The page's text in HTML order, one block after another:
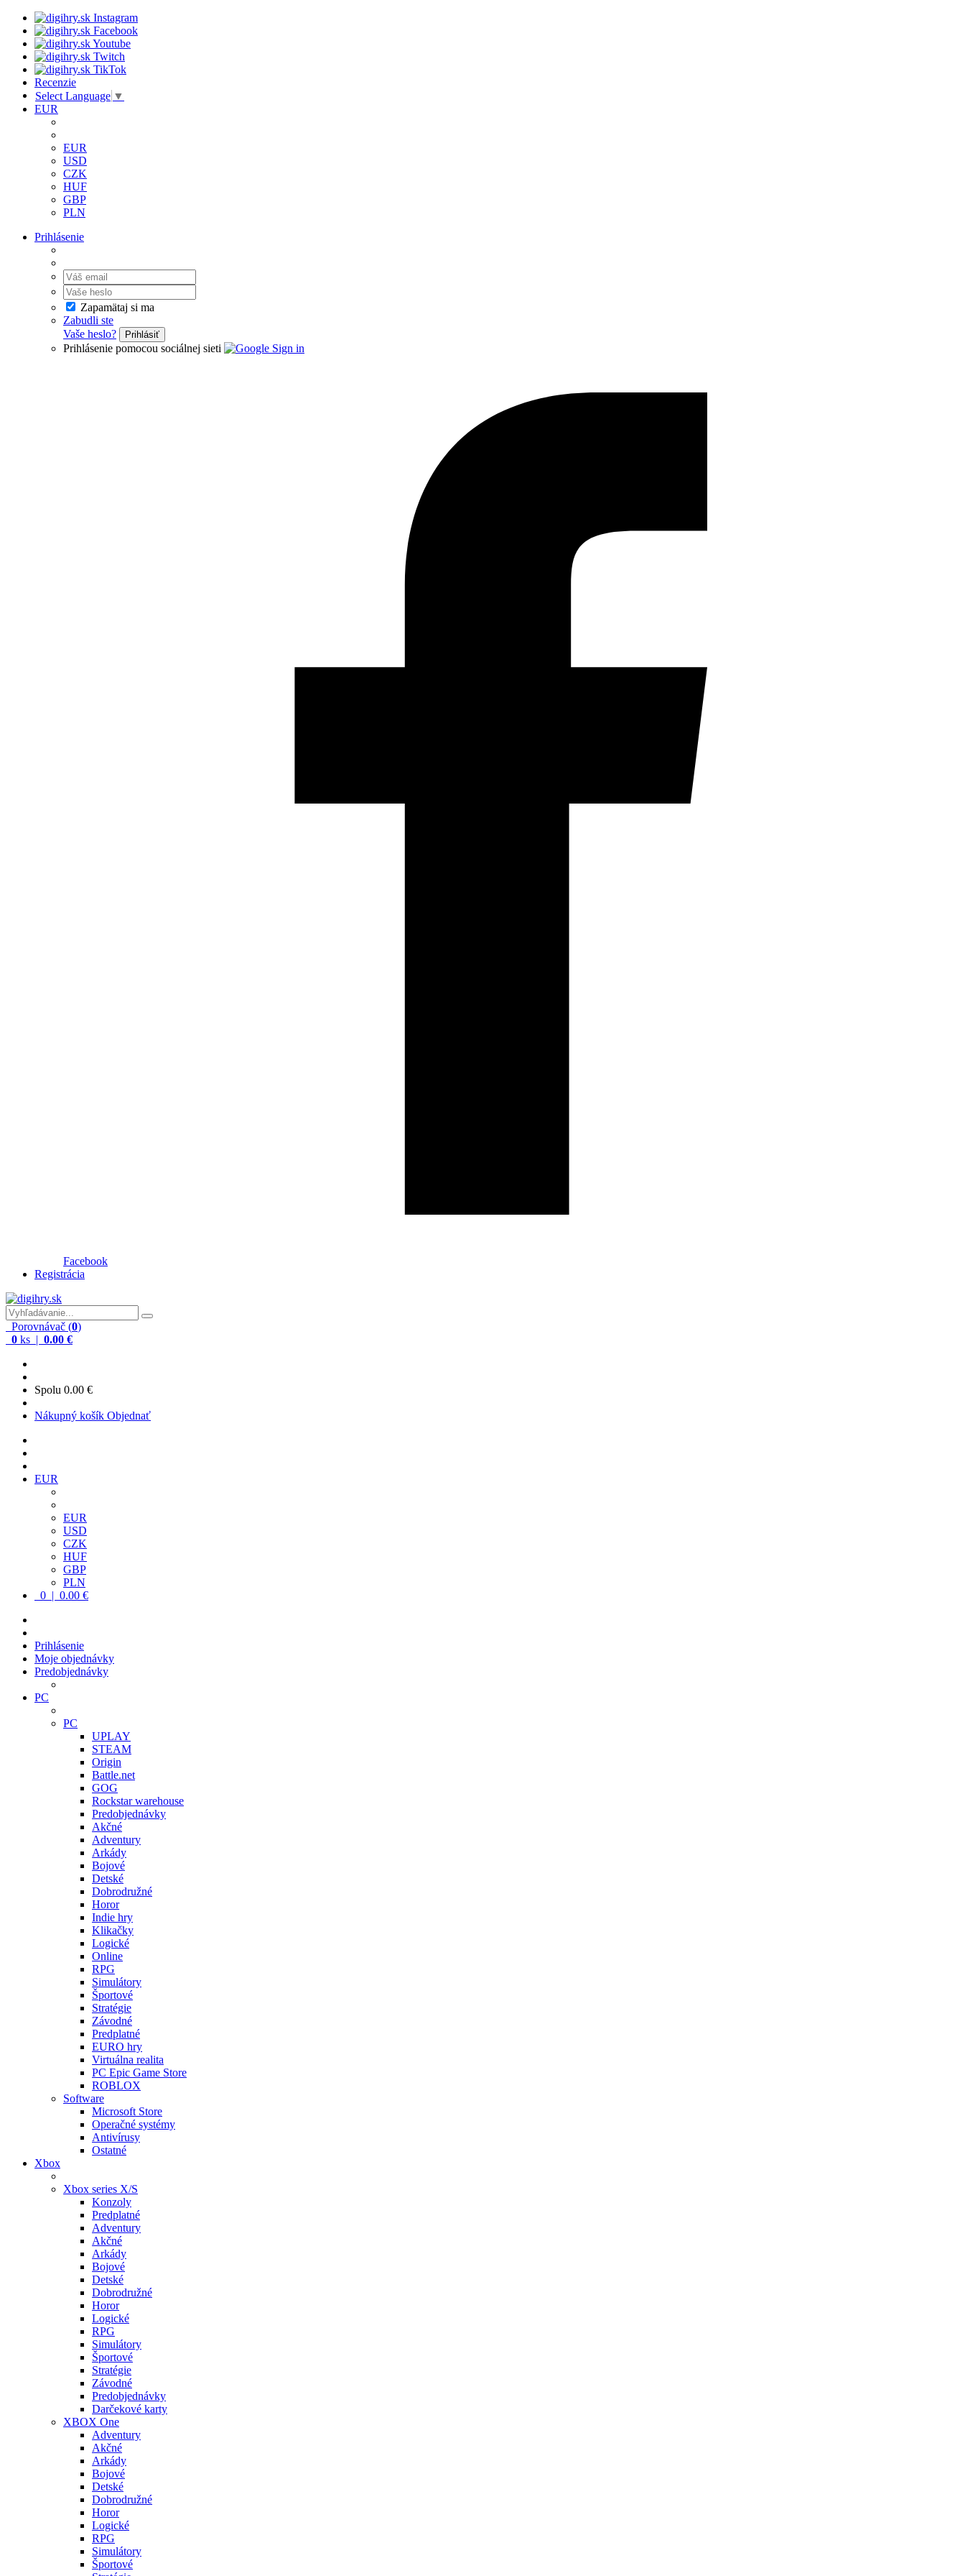
Recenzie
Select Language ▼
EUR
EUR
USD
CZK
HUF
GBP
PLN
Prihlásenie
Zapamätaj si ma
Zabudli ste
Vaše heslo?
Prihlásiť
Prihlásenie pomocou sociálnej sieti
Facebook
Registrácia
Porovnávač (0)
0 ks | 0.00 €
Spolu 0.00 €
Nákupný košík Objednať
EUR
EUR
USD
CZK
HUF
GBP
PLN
0 | 0.00 €
Prihlásenie
Moje objednávky
Predobjednávky
PC
PC
UPLAY
STEAM
Origin
Battle.net
GOG
Rockstar warehouse
Predobjednávky
Akčné
Adventury
Arkády
Bojové
Detské
Dobrodružné
Horor
Indie hry
Klikačky
Logické
Online
RPG
Simulátory
Športové
Stratégie
Závodné
Predplatné
EURO hry
Virtuálna realita
PC Epic Game Store
ROBLOX
Software
Microsoft Store
Operačné systémy
Antivírusy
Ostatné
Xbox
Xbox series X/S
Konzoly
Predplatné
Adventury
Akčné
Arkády
Bojové
Detské
Dobrodružné
Horor
Logické
RPG
Simulátory
Športové
Stratégie
Závodné
Predobjednávky
Darčekové karty
XBOX One
Adventury
Akčné
Arkády
Bojové
Detské
Dobrodružné
Horor
Logické
RPG
Simulátory
Športové